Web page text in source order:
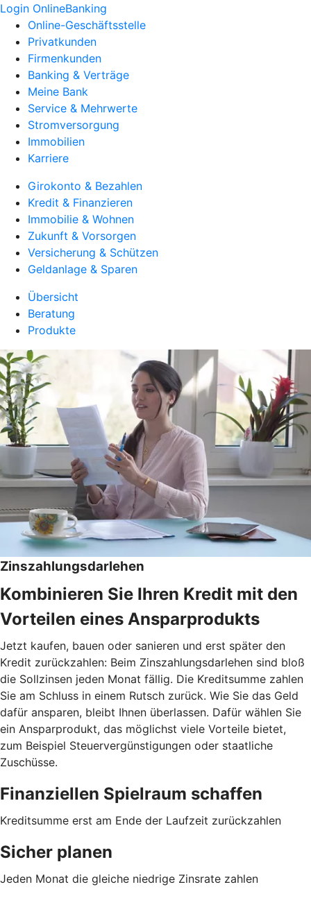
Login OnlineBanking
Online-Geschäftsstelle
Privatkunden
Firmenkunden
Banking & Verträge
Meine Bank
Service & Mehrwerte
Stromversorgung
Immobilien
Karriere
Girokonto & Bezahlen
Kredit & Finanzieren
Immobilie & Wohnen
Zukunft & Vorsorgen
Versicherung & Schützen
Geldanlage & Sparen
Übersicht
Beratung
Produkte
Zinszahlungsdarlehen
Kombinieren Sie Ihren Kredit mit den
Vorteilen eines Ansparprodukts
Jetzt kaufen, bauen oder sanieren und erst später den
Kredit zurückzahlen: Beim Zinszahlungsdarlehen sind bloß
die Sollzinsen jeden Monat fällig. Die Kreditsumme zahlen
Sie am Schluss in einem Rutsch zurück. Wie Sie das Geld
dafür ansparen, bleibt Ihnen überlassen. Dafür wählen Sie
ein Ansparprodukt, das möglichst viele Vorteile bietet,
zum Beispiel Steuervergünstigungen oder staatliche
Zuschüsse.
Finanziellen Spielraum schaffen
Kreditsumme erst am Ende der Laufzeit zurückzahlen
Sicher planen
Jeden Monat die gleiche niedrige Zinsrate zahlen